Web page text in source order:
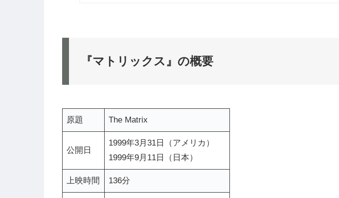
『マトリックス』の概要
原題 The Matrix
公開日
1999年3月31日（アメリカ）
1999年9月11日（日本）
上映時間 136分